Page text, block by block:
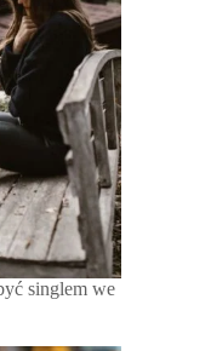
singlem we